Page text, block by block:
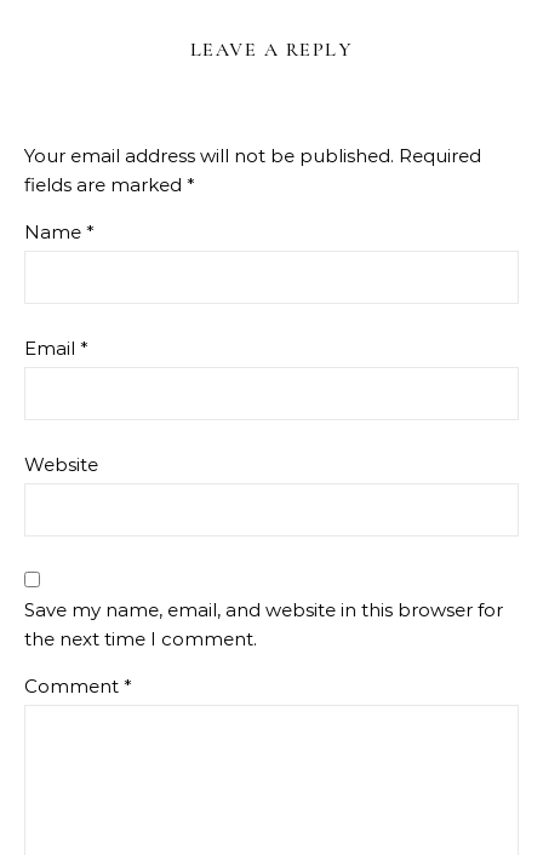
LEAVE A REPLY
Your email address will not be published. Required
fields are marked *
Name *
Email *
Website
Save my name, email, and website in this browser for
the next time I comment.
Comment *